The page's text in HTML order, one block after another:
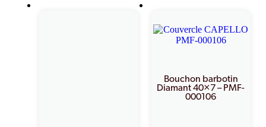
Bouchon barbotin
Diamant 40×7 – PMF-
000106